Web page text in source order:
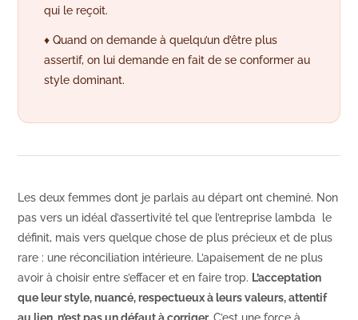
qui le reçoit.
♦ Quand on demande à quelqu’un d’être plus
assertif, on lui demande en fait de se conformer au
style dominant.
Les deux femmes dont je parlais au départ ont cheminé. Non
pas vers un idéal d’assertivité tel que l’entreprise lambda le
définit, mais vers quelque chose de plus précieux et de plus
rare : une réconciliation intérieure. L’apaisement de ne plus
avoir à choisir entre s’effacer et en faire trop. L’acceptation
que leur style, nuancé, respectueux à leurs valeurs, attentif